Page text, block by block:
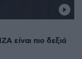
είναι πιο δεξιά